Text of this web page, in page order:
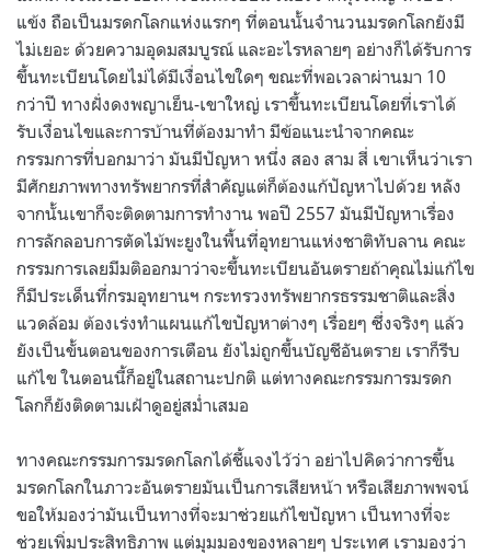
แข้ง ถือเป็นมรดกโลกแห่งแรกๆ ที่ตอนนั้นจำนวนมรดกโลกยังมี
ไม่เยอะ ด้วยความอุดมสมบูรณ์ และอะไรหลายๆ อย่างก็ได้รับการ
ขึ้นทะเบียนโดยไม่ได้มีเงื่อนไขใดๆ ขณะที่พอเวลาผ่านมา 10
กว่าปี ทางฝั่งดงพญาเย็น-เขาใหญ่ เราขึ้นทะเบียนโดยที่เราได้
รับเงื่อนไขและการบ้านที่ต้องมาทำ มีข้อแนะนำจากคณะ
กรรมการที่บอกมาว่า มันมีปัญหา หนึ่ง สอง สาม สี่ เขาเห็นว่าเรา
มีศักยภาพทางทรัพยากรที่สำคัญแต่ก็ต้องแก้ปัญหาไปด้วย หลัง
จากนั้นเขาก็จะติดตามการทำงาน พอปี 2557 มันมีปัญหาเรื่อง
การลักลอบการตัดไม้พะยูงในพื้นที่อุทยานแห่งชาติทับลาน คณะ
กรรมการเลยมีมติออกมาว่าจะขึ้นทะเบียนอันตรายถ้าคุณไม่แก้ไข
ก็มีประเด็นที่กรมอุทยานฯ กระทรวงทรัพยากรธรรมชาติและสิ่ง
แวดล้อม ต้องเร่งทำแผนแก้ไขปัญหาต่างๆ เรื่อยๆ ซึ่งจริงๆ แล้ว
ยังเป็นขั้นตอนของการเตือน ยังไม่ถูกขึ้นบัญชีอันตราย เราก็รีบ
แก้ไข ในตอนนี้ก็อยู่ในสถานะปกติ แต่ทางคณะกรรมการมรดก
โลกก็ยังติดตามเฝ้าดูอยู่สม่ำเสมอ
ทางคณะกรรมการมรดกโลกได้ชี้แจงไว้ว่า อย่าไปคิดว่าการขึ้น
มรดกโลกในภาวะอันตรายมันเป็นการเสียหน้า หรือเสียภาพพจน์
ขอให้มองว่ามันเป็นทางที่จะมาช่วยแก้ไขปัญหา เป็นทางที่จะ
ช่วยเพิ่มประสิทธิภาพ แต่มุมมองของหลายๆ ประเทศ เรามองว่า